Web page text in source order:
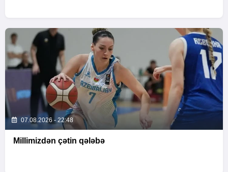
07.08.2026 - 22:48
Millimizdən çətin qələbə